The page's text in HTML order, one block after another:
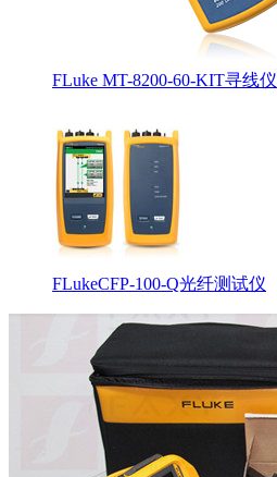
FLuke MT-8200-60-KIT寻线仪
FLukeCFP-100-Q光纤测试仪